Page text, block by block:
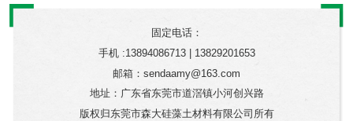
固定电话：
手机 :13894086713 | 13829201653
邮箱：sendaamy@163.com
地址：广东省东莞市道滘镇小河创兴路
版权归东莞市森大硅藻土材料有限公司所有